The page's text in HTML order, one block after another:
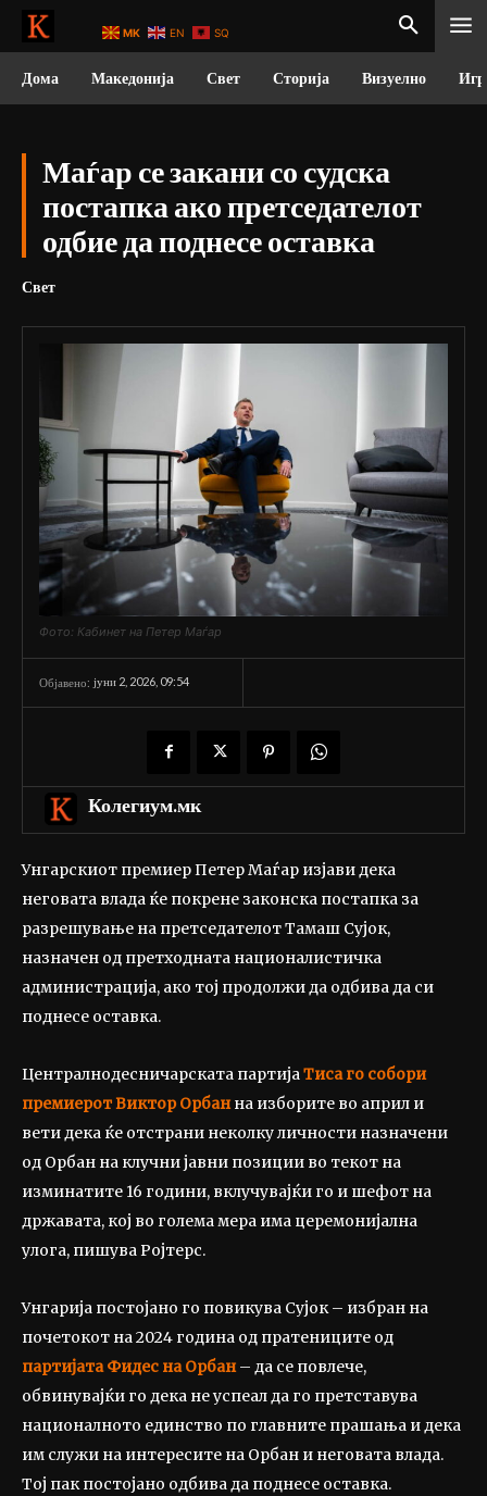
Дома Македонија Свет Сторија Визуелно
Маѓар се закани со судска
постапка ако претседателот
одбие да поднесе оставка
Свет
Фото: Кабинет на Петер Маѓар
Објавено: јуни 2, 2026, 09:54
Колегиум.мк
Унгарскиот премиер Петер Маѓар изјави дека
неговата влада ќе покрене законска постапка за
разрешување на претседателот Тамаш Сујок,
назначен од претходната националистичка
администрација, ако тој продолжи да одбива да си
поднесе оставка.
Централнодесничарската партијаТиса го собори
премиерот Виктор Орбан на изборите во април и
вети дека ќе отстрани неколку личности назначени
од Орбан на клучни јавни позиции во текот на
изминатите 16 години, вклучувајќи го и шефот на
државата, кој во голема мера има церемонијална
улога, пишува Ројтерс.
Унгарија постојано го повикува Сујок – избран на
почетокот на 2024 година од пратениците од
партијата Фидес на Орбан– да се повлече,
обвинувајќи го дека не успеал да го претставува
националното единство по главните прашања и дека
им служи на интересите на Орбан и неговата влада.
Тој пак постојано одбива да поднесе оставка.
MK EN SQ